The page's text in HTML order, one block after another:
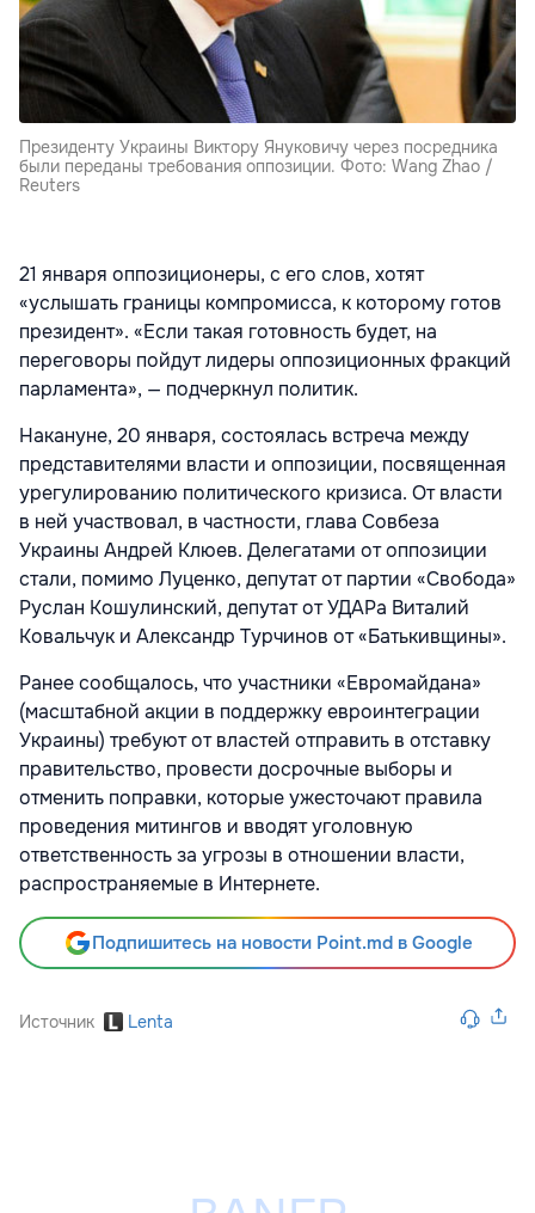
Президенту Украины Виктору Януковичу через посредника
были переданы требования оппозиции. Фото: Wang Zhao /
Reuters
21 января оппозиционеры, с его слов, хотят
«услышать границы компромисса, к которому готов
президент». «Если такая готовность будет, на
переговоры пойдут лидеры оппозиционных фракций
парламента», — подчеркнул политик.
Накануне, 20 января, состоялась встреча между
представителями власти и оппозиции, посвященная
урегулированию политического кризиса. От власти
в ней участвовал, в частности, глава Совбеза
Украины Андрей Клюев. Делегатами от оппозиции
стали, помимо Луценко, депутат от партии «Свобода»
Руслан Кошулинский, депутат от УДАРа Виталий
Ковальчук и Александр Турчинов от «Батькивщины».
Ранее сообщалось, что участники «Евромайдана»
(масштабной акции в поддержку евроинтеграции
Украины) требуют от властей отправить в отставку
правительство, провести досрочные выборы и
отменить поправки, которые ужесточают правила
проведения митингов и вводят уголовную
ответственность за угрозы в отношении власти,
распространяемые в Интернете.
Подпишитесь на новости Point.md в Google
Источник Lenta